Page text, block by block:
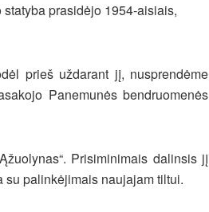
prasidėjo 1954-aisiais,
prieš uždarant jį, nusprendėme
Panemunės bendruomenės
Prisiminimais dalinsis jį
palinkėjimais naujajam tiltui.